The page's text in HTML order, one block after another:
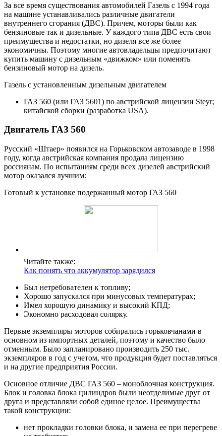
За все время существования автомобилей Газель с 1994 года
на машине устанавливались различные двигатели
внутреннего сгорания (ДВС). Причем, моторы были как
бензиновые так и дизельные. У каждого типа ДВС есть свои
преимущества и недостатки, но дизеля все же более
экономичны. Поэтому многие автовладельцы предпочитают
купить машину с дизельным «движком» или поменять
бензиновый мотор на дизель.
Газель с установленным дизельным двигателем
ГАЗ 560 (или ГАЗ 5601) по австрийской лицензии Steyr;
китайской сборки (разработка USA).
Двигатель ГАЗ 560
Русский «Штаер» появился на Горьковском автозаводе в 1998
году, когда австрийская компания продала лицензию
россиянам. По испытаниям среди всех дизелей австрийский
мотор оказался лучшим:
Готовый к установке подержанный мотор ГАЗ 560
Читайте также:
Как понять что аккумулятор зарядился
Был нетребователен к топливу;
Хорошо запускался при минусовых температурах;
Имел хорошую динамику и высокий КПД;
Экономно расходовал солярку.
Первые экземпляры моторов собирались горьковчанами в
основном из импортных деталей, поэтому и качество было
отменным. Было запланировано производить 250 тыс.
экземпляров в год с учетом, что продукция будет поставляться
и на другие предприятия России.
Основное отличие ДВС ГАЗ 560 – моноблочная конструкция.
Блок и головка блока цилиндров были неотделимые друг от
друга и представляли собой единое целое. Преимущества
такой конструкции:
нет прокладки головки блока, и замена ее при перегреве